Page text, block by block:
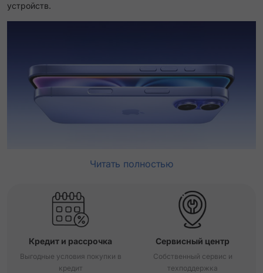
устройств.
Читать полностью
Кредит и рассрочка
Выгодные условия покупки в
кредит
Сервисный центр
Собственный сервис и
техподдержка